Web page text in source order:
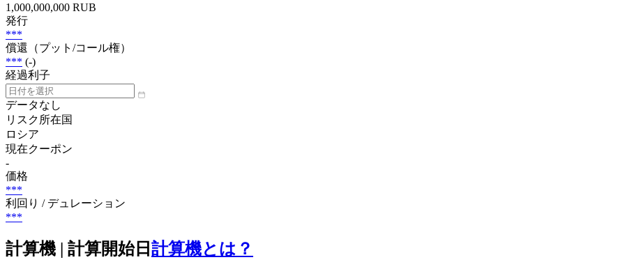
1,000,000,000 RUB
発行
***
償還（プット/コール権）
*** (-)
経過利子
データなし
リスク所在国
ロシア
現在クーポン
-
価格
***
利回り / デュレーション
***
計算機 | 計算開始日 計算機とは？